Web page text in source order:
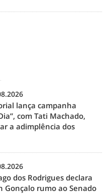
lança campanha
com Tati Machado,
a adimplência dos
dos Rodrigues declara
Gonçalo rumo ao Senado